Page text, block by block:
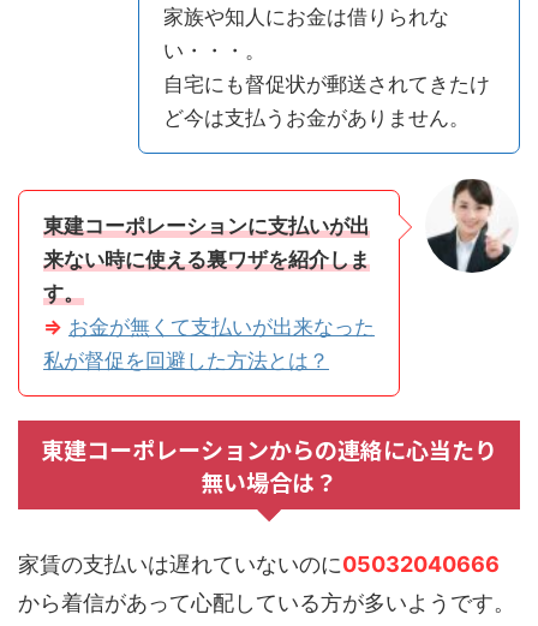
家族や知人にお金は借りられな
い・・・。
自宅にも督促状が郵送されてきたけ
ど今は支払うお金がありません。
東建コーポレーションに支払いが出
来ない時に使える裏ワザを紹介しま
す。
⇒ お金が無くて支払いが出来なった
私が督促を回避した方法とは？
東建コーポレーションからの連絡に心当たり
無い場合は？
家賃の支払いは遅れていないのに05032040666
から着信があって心配している方が多いようです。